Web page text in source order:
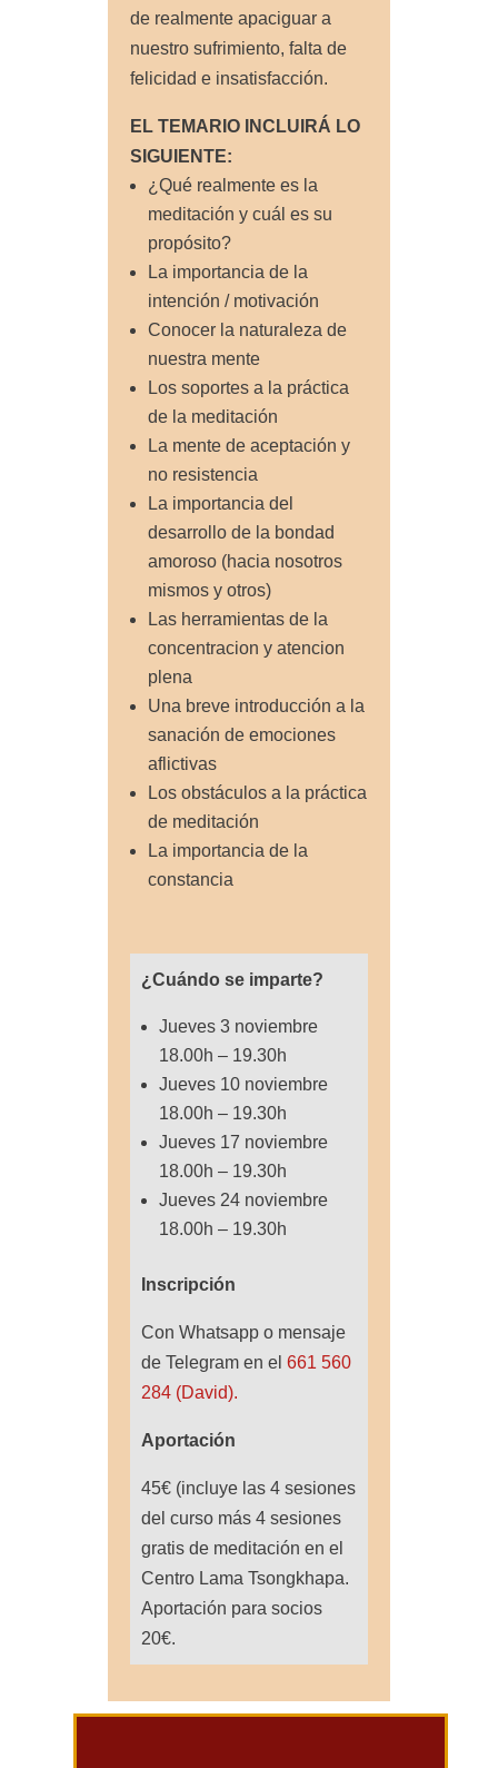
de realmente apaciguar a
nuestro sufrimiento, falta de
felicidad e insatisfacción.
EL TEMARIO INCLUIRÁ LO
SIGUIENTE:
¿Qué realmente es la
meditación y cuál es su
propósito?
La importancia de la
intención / motivación
Conocer la naturaleza de
nuestra mente
Los soportes a la práctica
de la meditación
La mente de aceptación y
no resistencia
La importancia del
desarrollo de la bondad
amoroso (hacia nosotros
mismos y otros)
Las herramientas de la
concentracion y atencion
plena
Una breve introducción a la
sanación de emociones
aflictivas
Los obstáculos a la práctica
de meditación
La importancia de la
constancia
¿Cuándo se imparte?
Jueves 3 noviembre
18.00h – 19.30h
Jueves 10 noviembre
18.00h – 19.30h
Jueves 17 noviembre
18.00h – 19.30h
Jueves 24 noviembre
18.00h – 19.30h
Inscripción
Con Whatsapp o mensaje
de Telegram en el 661 560
284 (David).
Aportación
45€ (incluye las 4 sesiones
del curso más 4 sesiones
gratis de meditación en el
Centro Lama Tsongkhapa.
Aportación para socios
20€.